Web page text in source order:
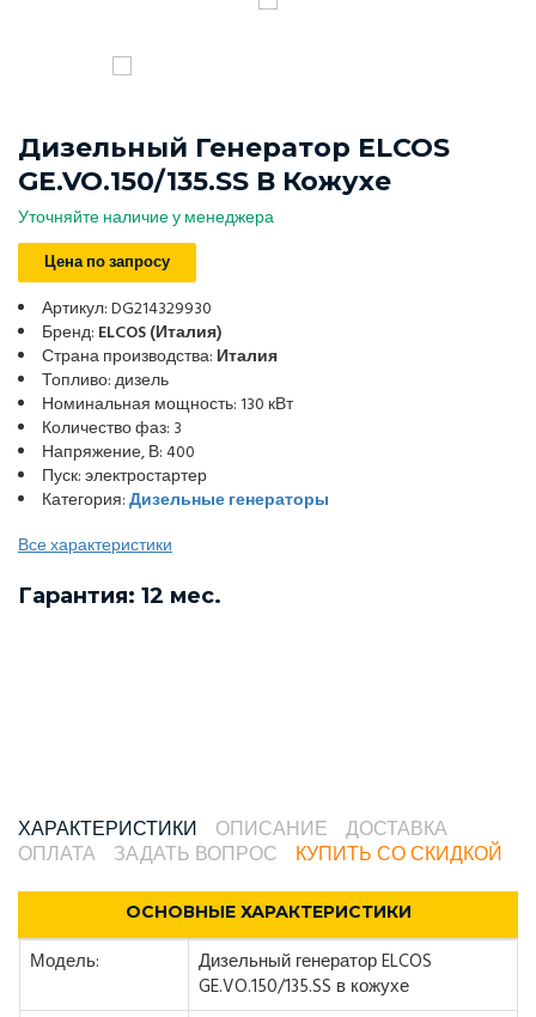
Дизельный Генератор ELCOS
GE.VO.150/135.SS В Кожухе
Уточняйте наличие у менеджера
Цена по запросу
Артикул: DG214329930
Бренд: ELCOS (Италия)
Страна производства: Италия
Топливо: дизель
Номинальная мощность: 130 кВт
Количество фаз: 3
Напряжение, В: 400
Пуск: электростартер
Категория:Дизельные генераторы
Все характеристики
Гарантия: 12 мес.
ХАРАКТЕРИСТИКИ ОПИСАНИЕ
ДОСТАВКА
ОПЛАТА
ЗАДАТЬ ВОПРОС КУПИТЬ СО СКИДКОЙ
ОСНОВНЫЕ ХАРАКТЕРИСТИКИ
Модель:
Дизельный генератор ELCOS
GE.VO.150/135.SS в кожухе